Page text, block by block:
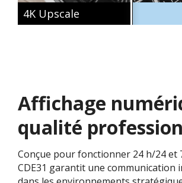
4K Upscale
Affichage
qualité
Conçue pour fonctionner 24 h/24 et
CDE31 garantit une communication